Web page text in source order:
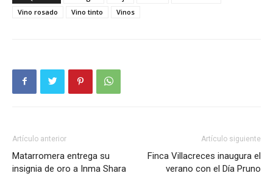
Vino rosado
Vino tinto Vinos
Artículo anterior
Matarromera entrega su
insignia de oro a Inma Shara
Artículo siguiente
Finca Villacreces inaugura el
verano con el Día Pruno